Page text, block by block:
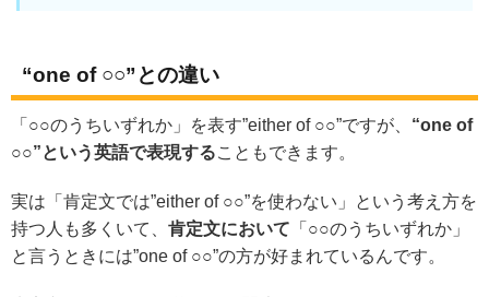
“one of ○○”との違い
「○○のうちいずれか」を表す”either of ○○”ですが、 “one of
○○”という英語で表現することもできます。
実は「肯定文では”either of ○○”を使わない」という考え方を
持つ人も多くいて、 肯定文において 「○○のうちいずれか」
と言うときには”one of ○○”の方が好まれているんです。